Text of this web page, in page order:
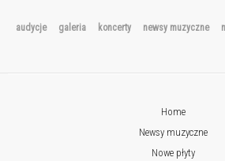
audycje galeria koncerty newsy muzyczne
Home
Newsy muzyczne
Nowe płyty